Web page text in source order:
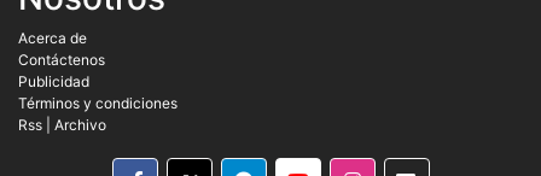
Acerca de
Contáctenos
Publicidad
Términos y condiciones
Rss
Archivo